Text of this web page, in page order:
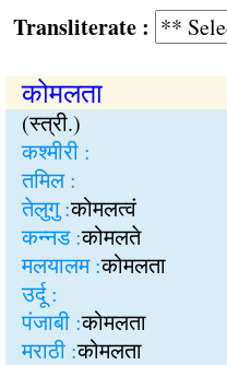
:
कोमलता
(स्त्री.)
कश्मीरी :
तमिल :
तेलुगु :कोमलत्वं
कन्नड :कोमलते
मलयालम :कोमलता
उर्दू :
पंजाबी :कोमलता
मराठी :कोमलता